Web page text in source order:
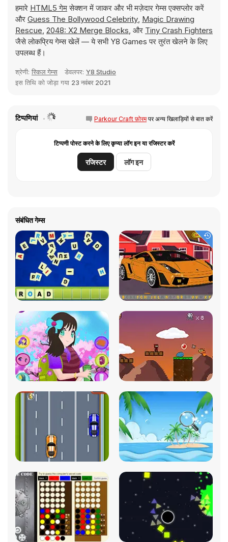
हमारे HTML5 गेमसेक्शन में जाकर और भी मज़ेदार गेम्स एक्सप्लोर करें
और Guess The Bollywood Celebrity, Magic Drawing
Rescue, 2048: X2 Merge Blocks, और Tiny Crash Fighters
जैसे लोकप्रिय गेम्स खेलें — ये सभी Y8 Games पर तुरंत खेलने के लिए
उपलब्ध हैं।
श्रेणी: स्किल गेम्स डेवलपर: Y8 Studio
इस तिथि को जोड़ा गया 23 नवंबर 2021
टिप्पणियां Parkour Craft फ़ोरमपर अन्य खिलाड़ियों से बात करें
टिप्पणी पोस्ट करने के लिए कृप्या लॉग इन या रजिस्टर करें
रजिस्टर लॉग इन
संबंधित गेम्स